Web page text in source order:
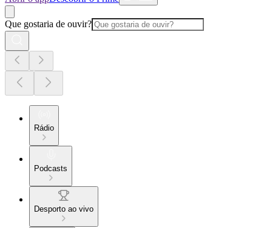
Que gostaria de ouvir?
Rádio
Podcasts
Desporto ao vivo